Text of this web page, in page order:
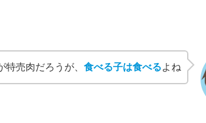
売肉だろうが、 食べる子は食べるよね